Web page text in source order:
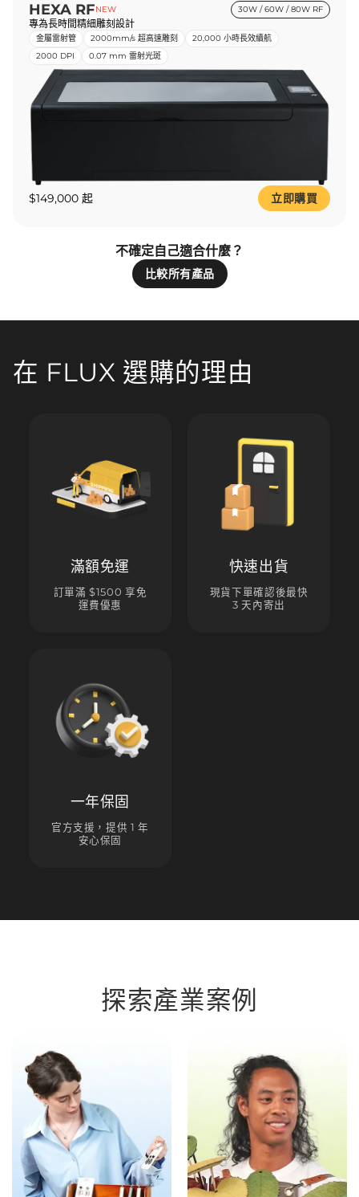
HEXA RFNEW 30W / 60W / 80W RF
專為長時間精細雕刻設計
金屬雷射管 2000mm/s 超高速雕刻
20,000 小時長效續航
2000 DPI
0.07 mm 雷射光斑
$149,000 起 立即購買
不確定自己適合什麼？
比較所有產品
在 FLUX 選購的理由
滿額免運
訂單滿 $1500 享免
運費優惠
快速出貨
現貨下單確認後最快
3 天內寄出
一年保固
官方支援，提供 1 年
安心保固
探索產業案例